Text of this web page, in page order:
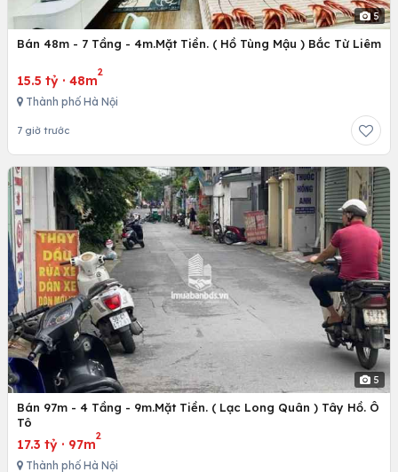
5
Bán 48m - 7 Tầng - 4m.Mặt Tiền. ( Hồ Tùng Mậu ) Bắc Từ Liêm
15.5 tỷ · 48m
2
Thành phố Hà Nội
7 giờ trước
5
Bán 97m - 4 Tầng - 9m.Mặt Tiền. ( Lạc Long Quân ) Tây Hồ. Ô
Tô
17.3 tỷ · 97m
2
Thành phố Hà Nội